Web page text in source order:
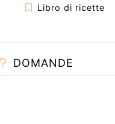
Libro di ricette
DOMANDE